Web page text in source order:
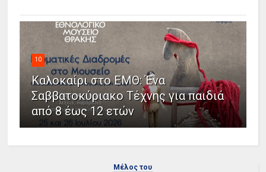
10
Καλοκαίρι στο ΕΜΘ: Ένα
Σαββατοκύριακο Τέχνης για παιδιά
από 8 έως 12 ετών
Μέλος του